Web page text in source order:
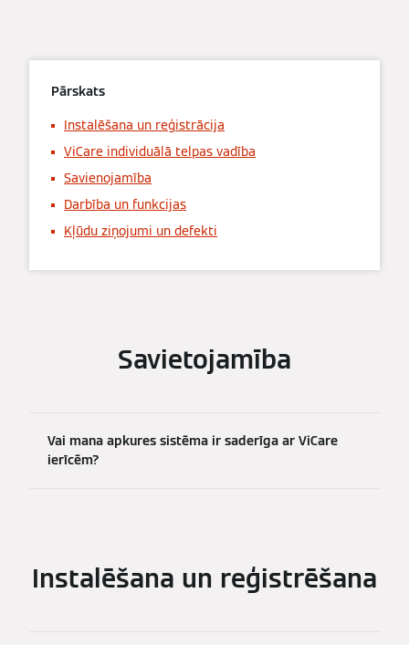
Pārskats
Instalēšana un reģistrācija
ViCare individuālā telpas vadība
Savienojamība
Darbība un funkcijas
Kļūdu ziņojumi un defekti
Savietojamība
Vai mana apkures sistēma ir saderīga ar ViCare
ierīcēm?
Instalēšana un reģistrēšana